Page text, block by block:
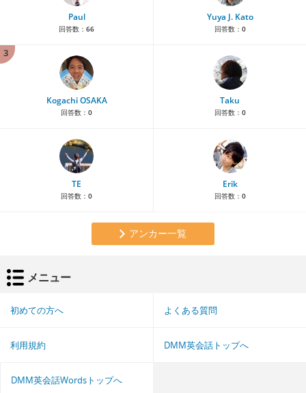
Paul
回答数： 66
Yuya J. Kato
回答数： 0
3
Kogachi OSAKA
回答数： 0
Taku
回答数： 0
TE
回答数： 0
Erik
回答数： 0
アンカー一覧
メニュー
初めての方へ よくある質問
利用規約 DMM英会話トップへ
DMM英会話Wordsトップへ